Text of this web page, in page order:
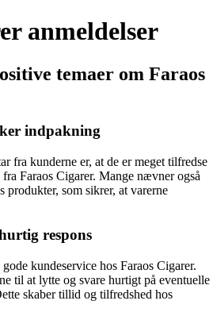
anmeldelser
temaer om Faraos
indpakning
fra kunderne er, at de er meget tilfredse
Faraos Cigarer. Mange nævner også
produkter, som sikrer, at varerne
respons
kundeservice hos Faraos Cigarer.
til at lytte og svare hurtigt på eventuelle
skaber tillid og tilfredshed hos